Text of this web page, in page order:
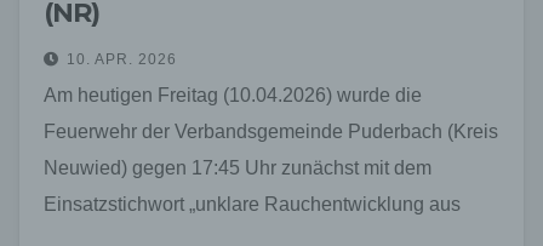
(NR)
10. APR. 2026
Am heutigen Freitag (10.04.2026) wurde die
Feuerwehr der Verbandsgemeinde Puderbach (Kreis
Neuwied) gegen 17:45 Uhr zunächst mit dem
Einsatzstichwort „unklare Rauchentwicklung aus